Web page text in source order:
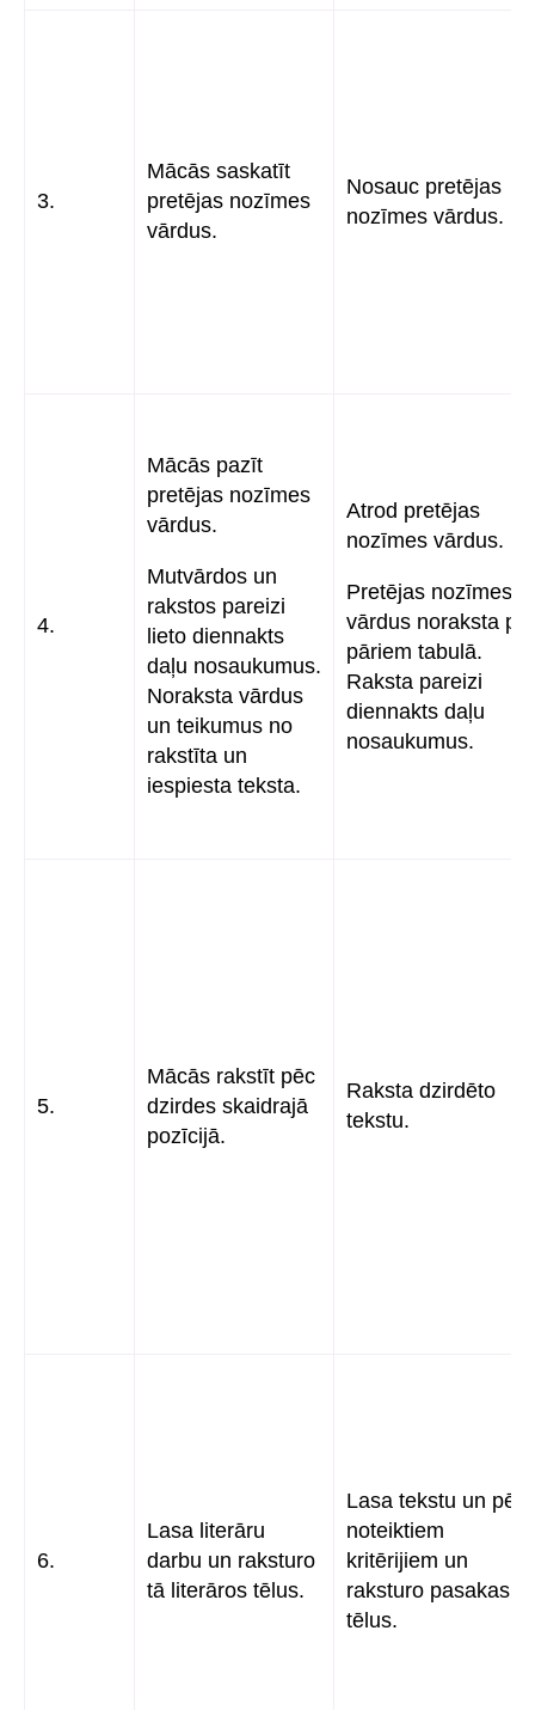
3.
Mācās saskatīt
pretējas nozīmes
vārdus.
Nosauc pretējas
nozīmes vārdus.
4.
Mācās pazīt
pretējas nozīmes
vārdus.
Mutvārdos un
rakstos pareizi
lieto diennakts
daļu nosaukumus.
Noraksta vārdus
un teikumus no
rakstīta un
iespiesta teksta.
Atrod pretējas
nozīmes vārdus.
Pretējas nozīmes
vārdus noraksta pa
pāriem tabulā.
Raksta pareizi
diennakts daļu
nosaukumus.
5.
Mācās rakstīt pēc
dzirdes skaidrajā
pozīcijā.
Raksta dzirdēto
tekstu.
6.
Lasa literāru
darbu un raksturo
tā literāros tēlus.
Lasa tekstu un pēc
noteiktiem
kritērijiem un
raksturo pasakas
tēlus.